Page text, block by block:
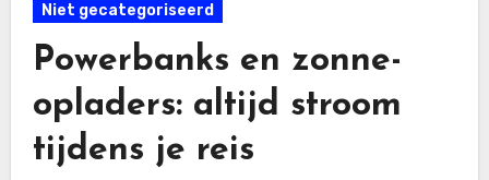
Niet gecategoriseerd
Powerbanks en zonne-
opladers: altijd stroom
tijdens je reis